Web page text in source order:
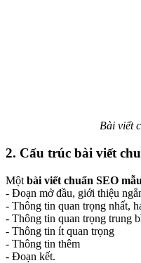
Bài viết
2. Cấu trúc bài viết
Một bài viết chuẩn SEO mẫu
- Đoạn mở đầu, giới thiệu
- Thông tin quan trọng nhất,
- Thông tin quan trọng trung
- Thông tin ít quan trọng
- Thông tin thêm
- Đoạn kết.